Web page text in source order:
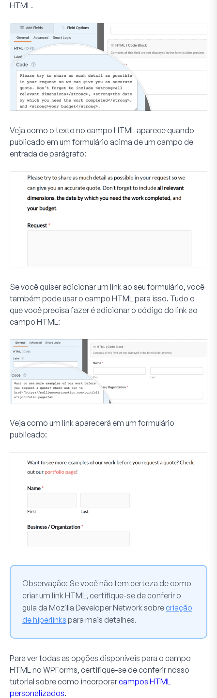
HTML.
Veja como o texto no campo HTML aparece quando
publicado em um formulário acima de um campo de
entrada de parágrafo:
Se você quiser adicionar um link ao seu formulário, você
também pode usar o campo HTML para isso. Tudo o
que você precisa fazer é adicionar o código do link ao
campo HTML:
Veja como um link aparecerá em um formulário
publicado:
Observação: Se você não tem certeza de como
criar um link HTML, certifique-se de conferir o
guia da Mozilla Developer Network sobrecriação
de hiperlinks para mais detalhes.
Para ver todas as opções disponíveis para o campo
HTML no WPForms, certifique-se de conferir nosso
tutorial sobre como incorporarcampos HTML
personalizados.